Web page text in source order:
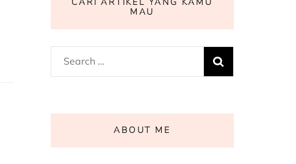
MAU
Search
for:
ABOUT ME